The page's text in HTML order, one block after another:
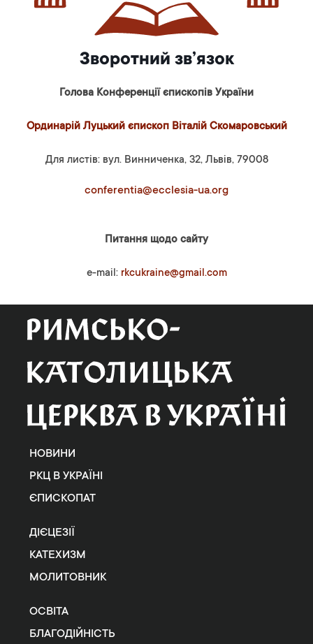
Зворотний зв’язок
Голова Конференції єпископів України
Ординарій Луцький єпископ Віталій Скомаровський
Для листів: вул. Винниченка, 32, Львів, 79008
conferentia@ecclesia-ua.org
Питання щодо сайту
e-mail: rkcukraine@gmail.com
НОВИНИ
РКЦ В УКРАЇНІ
ЄПИСКОПАТ
ДІЄЦЕЗІЇ
КАТЕХИЗМ
МОЛИТОВНИК
ОСВІТА
БЛАГОДІЙНІСТЬ